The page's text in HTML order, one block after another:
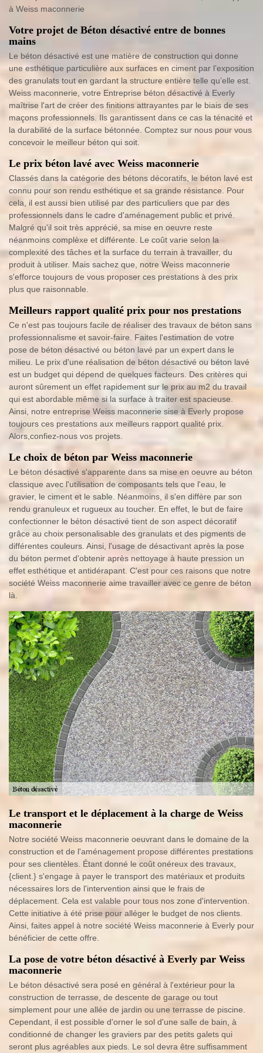
à Weiss maconnerie
Votre projet de Béton désactivé entre de bonnes
mains
Le béton désactivé est une matière de construction qui donne
une esthétique particulière aux surfaces en ciment par l’exposition
des granulats tout en gardant la structure entière telle qu’elle est.
Weiss maconnerie, votre Entreprise béton désactivé à Everly
maîtrise l'art de créer des finitions attrayantes par le biais de ses
maçons professionnels. Ils garantissent dans ce cas la ténacité et
la durabilité de la surface bétonnée. Comptez sur nous pour vous
concevoir le meilleur béton qui soit.
Le prix béton lavé avec Weiss maconnerie
Classés dans la catégorie des bétons décoratifs, le béton lavé est
connu pour son rendu esthétique et sa grande résistance. Pour
cela, il est aussi bien utilisé par des particuliers que par des
professionnels dans le cadre d'aménagement public et privé.
Malgré qu'il soit très apprécié, sa mise en oeuvre reste
néanmoins complèxe et différente. Le coût varie selon la
complexité des tâches et la surface du terrain à travailler, du
produit à utiliser. Mais sachez que, notre Weiss maconnerie
s'efforce toujours de vous proposer ces prestations à des prix
plus que raisonnable.
Meilleurs rapport qualité prix pour nos prestations
Ce n'est pas toujours facile de réaliser des travaux de béton sans
professionnalisme et savoir-faire. Faites l'estimation de votre
pose de béton désactivé ou béton lavé par un expert dans le
milieu. Le prix d'une réalisation de béton désactivé ou béton lavé
est un budget qui dépend de quelques facteurs. Des critères qui
auront sûrement un effet rapidement sur le prix au m2 du travail
qui est abordable même si la surface à traiter est spacieuse.
Ainsi, notre entreprise Weiss maconnerie sise à Everly propose
toujours ces prestations aux meilleurs rapport qualité prix.
Alors,confiez-nous vos projets.
Le choix de béton par Weiss maconnerie
Le béton désactivé s'apparente dans sa mise en oeuvre au béton
classique avec l'utilisation de composants tels que l'eau, le
gravier, le ciment et le sable. Néanmoins, il s'en diffère par son
rendu granuleux et rugueux au toucher. En effet, le but de faire
confectionner le béton désactivé tient de son aspect décoratif
grâce au choix personalisable des granulats et des pigments de
différentes couleurs. Ainsi, l'usage de désactivant après la pose
du béton permet d'obtenir après nettoyage à haute pression un
effet esthétique et antidérapant. C'est pour ces raisons que notre
société Weiss maconnerie aime travailler avec ce genre de béton
là.
Le transport et le déplacement à la charge de Weiss
maconnerie
Notre société Weiss maconnerie oeuvrant dans le domaine de la
construction et de l'aménagement propose différentes prestations
pour ses clientèles. Étant donné le coût onéreux des travaux,
{client.} s'engage à payer le transport des matériaux et produits
nécessaires lors de l'intervention ainsi que le frais de
déplacement. Cela est valable pour tous nos zone d'intervention.
Cette initiative à été prise pour alléger le budget de nos clients.
Ainsi, faites appel à notre société Weiss maconnerie à Everly pour
bénéficier de cette offre.
La pose de votre béton désactivé à Everly par Weiss
maconnerie
Le béton désactivé sera posé en général à l'extérieur pour la
construction de terrasse, de descente de garage ou tout
simplement pour une allée de jardin ou une terrasse de piscine.
Cependant, il est possible d'orner le sol d'une salle de bain, à
conditionné de changer les graviers par des petits galets qui
seront plus agréables aux pieds. Le sol devra être suffisamment